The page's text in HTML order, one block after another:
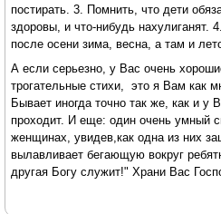
постирать. 3. Помнить, что дети
здоровы, и что-нибудь нахулиганят.
после осени зима, весна, а там и
А если серьезно, у Вас очень
трогательные стихи, это я Вам как
Бывает иногда точно так же, как и у
проходит. И еще: один очень умный
женщинах, увидев,как одна из них
вылавливает бегающую вокруг
другая Богу служит!" Храни Вас